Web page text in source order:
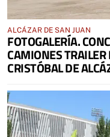
ALCÁZAR DE SAN JUAN
FOTOGALERÍA.
CAMIONES
CRISTÓBAL DE